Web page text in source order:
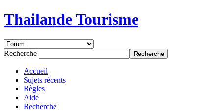
Thailande Tourisme
Recherche
Accueil
Sujets récents
Règles
Aide
Recherche